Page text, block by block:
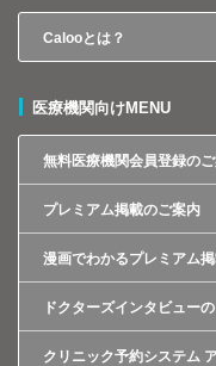
Calooとは？
医療機関向けMENU
無料医療機関会員登録の
プレミアム掲載のご案内
漫画でわかるプレミアム
ドクターズインタビュー
クリニック予約システム